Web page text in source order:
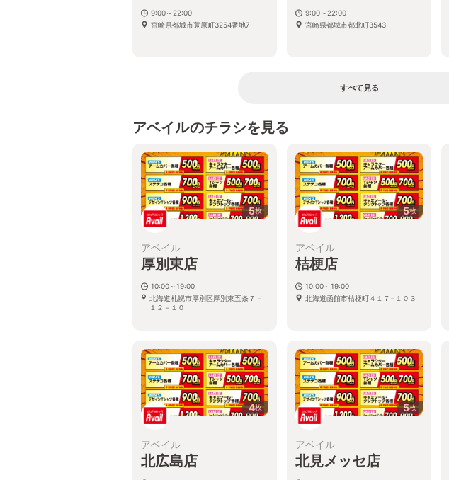
9:00～22:00
宮崎県都城市蓑原町3254番地7
9:00～22:00
宮崎県都城市都北町3543
すべて見る
アベイルのチラシを見る
5枚
アベイル
厚別東店
10:00～19:00
北海道札幌市厚別区厚別東五条７－
１２－１０
5枚
アベイル
桔梗店
10:00～19:00
北海道函館市桔梗町４１７−１０３
4枚
アベイル
北広島店
5枚
アベイル
北見メッセ店